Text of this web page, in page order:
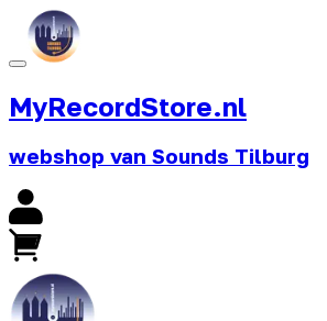
MyRecordStore.nl
webshop van Sounds Tilburg